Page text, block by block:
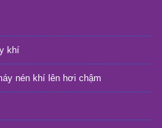
khí
nén khí lên hơi chậm